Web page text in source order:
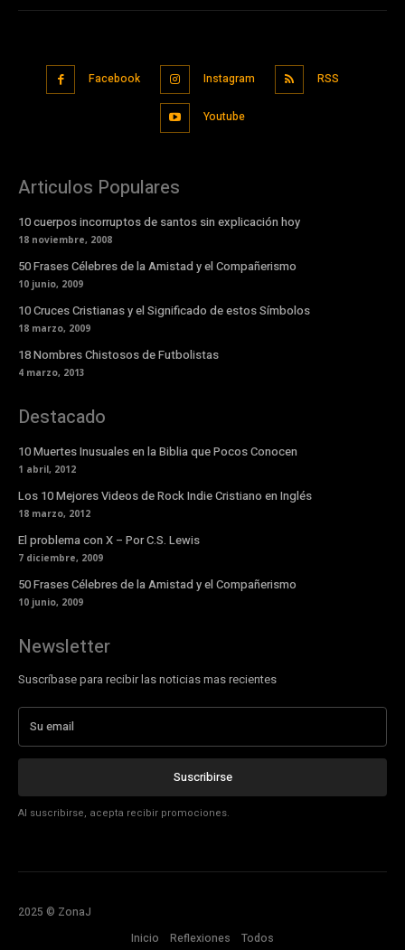
Facebook Instagram RSS
Youtube
Articulos Populares
10 cuerpos incorruptos de santos sin explicación hoy
18 noviembre, 2008
50 Frases Célebres de la Amistad y el Compañerismo
10 junio, 2009
10 Cruces Cristianas y el Significado de estos Símbolos
18 marzo, 2009
18 Nombres Chistosos de Futbolistas
4 marzo, 2013
Destacado
10 Muertes Inusuales en la Biblia que Pocos Conocen
1 abril, 2012
Los 10 Mejores Videos de Rock Indie Cristiano en Inglés
18 marzo, 2012
El problema con X – Por C.S. Lewis
7 diciembre, 2009
50 Frases Célebres de la Amistad y el Compañerismo
10 junio, 2009
Newsletter
Suscríbase para recibir las noticias mas recientes
Suscribirse
Al suscribirse, acepta recibir promociones.
2025 © ZonaJ
Inicio
Reflexiones Todos